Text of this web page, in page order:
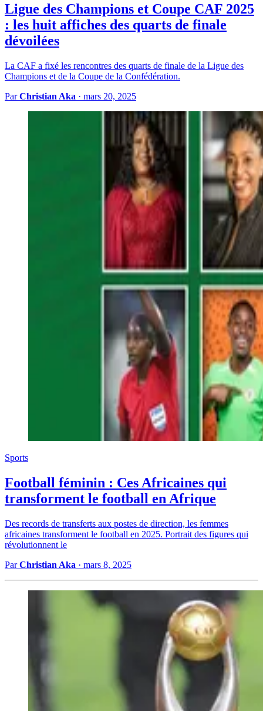
Ligue des Champions et Coupe CAF 2025
: les huit affiches des quarts de finale
dévoilées
La CAF a fixé les rencontres des quarts de finale de la Ligue des
Champions et de la Coupe de la Confédération.
ParChristian Aka · mars 20, 2025
Sports
Football féminin : Ces Africaines qui
transforment le football en Afrique
Des records de transferts aux postes de direction, les femmes
africaines transforment le football en 2025. Portrait des figures qui
révolutionnent le
ParChristian Aka · mars 8, 2025